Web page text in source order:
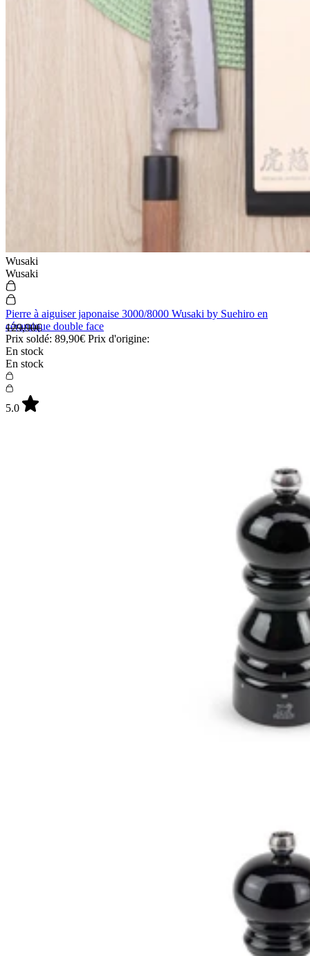
Wusaki
Wusaki
Pierre à aiguiser japonaise 3000/8000 Wusaki by Suehiro en
céramique double face
Prix soldé: 89,90€ Prix d'origine:
129,90€
En stock
En stock
5.0